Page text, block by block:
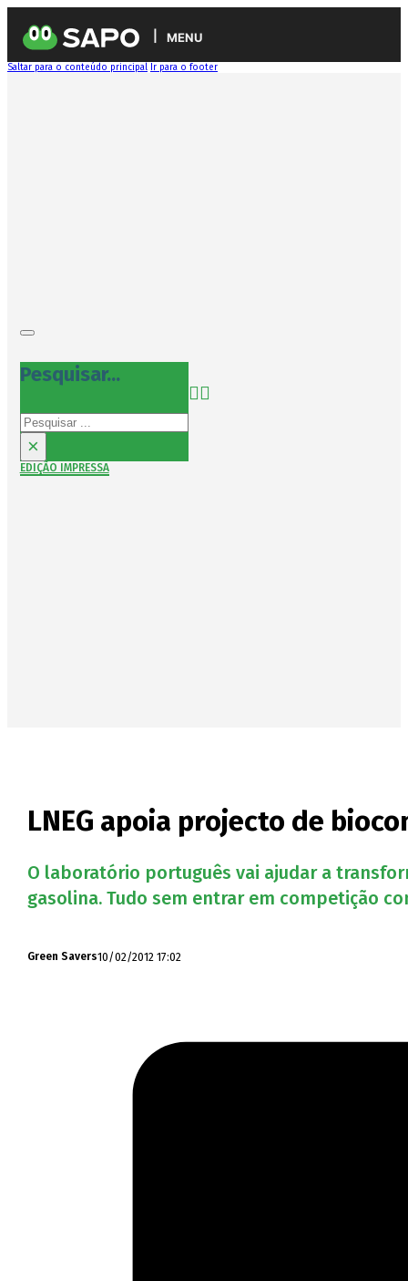
MENU
Saltar para o conteúdo principal Ir para o footer
Pesquisar...
Pesquisar
×
EDIÇÃO IMPRESSA
LNEG apoia projecto de
O laboratório português vai ajudar a
gasolina. Tudo sem entrar em competição
Green Savers10/02/2012 17:02